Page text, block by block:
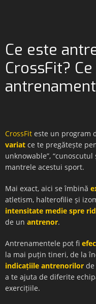
Ce este
CrossFit?
CrossFit este un program
variat ce te pregătește
unknowable”,
mantrele acestui sport.
Mai exact, aici se îmbină
atletism, halterofilie și
intensitate medie spre
de un antrenor.
Antrenamentele pot fi
la mai puțin tineri, de la
indicațiile antrenorilor
a te ajuta de diferite
exercițiile.